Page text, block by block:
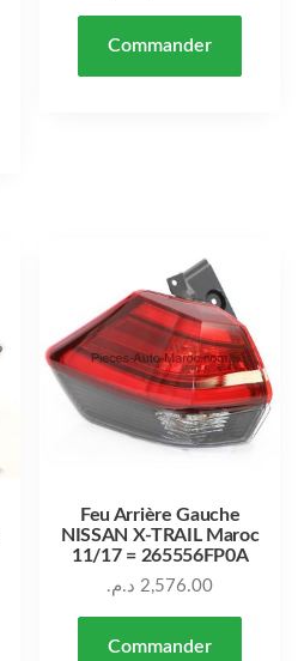
Commander
Feu Arrière Gauche
NISSAN X-TRAIL Maroc
11/17 = 265556FP0A
2,576.00 د.م.
Commander